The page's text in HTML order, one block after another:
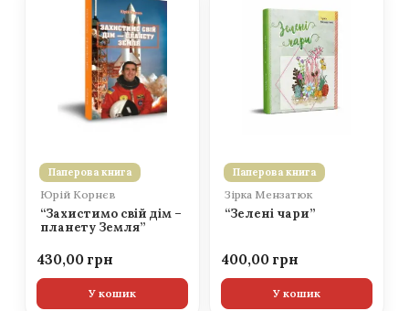
Паперова книга
Юрій Корнєв
“Захистимо свій дім –
планету Земля”
430,00
У кошик
Паперова книга
Зірка Мензатюк
“Зелені чари”
400,00
У кошик